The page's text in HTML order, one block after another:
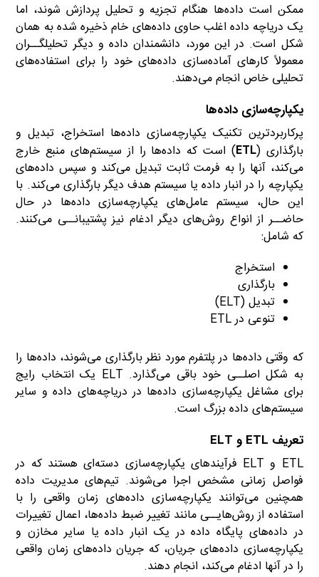
ممکن است داده‌ها هنگام تجزیه و تحلیل پردازش شوند، اما
یک دریاچه داده اغلب حاوی داده‌های خام ذخیره شده به همان
شکل است. در این مورد، دانشمندان داده و دیگر تحلیلگــران
معمولاً کارهای آماده‌سازی داده‌های خود را برای استفاده‌های
تحلیلی خاص انجام می‌دهند.
یکپارچه‌سازی داده‌ها
پرکاربردترین تکنیک یکپارچه‌سازی داده‌ها استخراج، تبدیل و
بارگذاری (ETL) است که داده‌ها را از سیستم‌های منبع خارج
می‌کند، آنها را به فرمت ثابت تبدیل می‌کند و سپس داده‌های
یکپارچه را در انبار داده یا سیستم هدف دیگر بارگذاری می‌کند. با
این حال، سیستم عامل‌های یکپارچه‌سازی داده‌ها در حال
حاضــر از انواع روش‌های دیگر ادغام نیز پشتیبانــی می‌کنند.
که شامل:
استخراج
بارگذاری
تبدیل (ELT)
تنوعی در ETL
که وقتی داده‌ها در پلتفرم مورد نظر بارگذاری می‌شوند، داده‌ها را
به شکل اصلــی خود باقی می‌گذارد. ELT یک انتخاب رایج
برای مشاغل یکپارچه‌سازی داده‌ها در دریاچه‌های داده و سایر
سیستم‌های داده بزرگ است.
تعریف ETL و ELT
ETL و ELT فرآیندهای یکپارچه‌سازی دسته‌ای هستند که در
فواصل زمانی مشخص اجرا می‌شوند. تیم‌های مدیریت داده
همچنین می‌توانند یکپارچه‌سازی داده‌های زمان واقعی را با
استفاده از روش‌هایــی مانند تغییر ضبط داده‌ها، اعمال تغییرات
در داده‌های پایگاه داده در یک انبار داده یا سایر مخازن و
یکپارچه‌سازی داده‌های جریان، که جریان داده‌های زمان واقعی
را در آنها ادغام می‌کند، انجام دهند.